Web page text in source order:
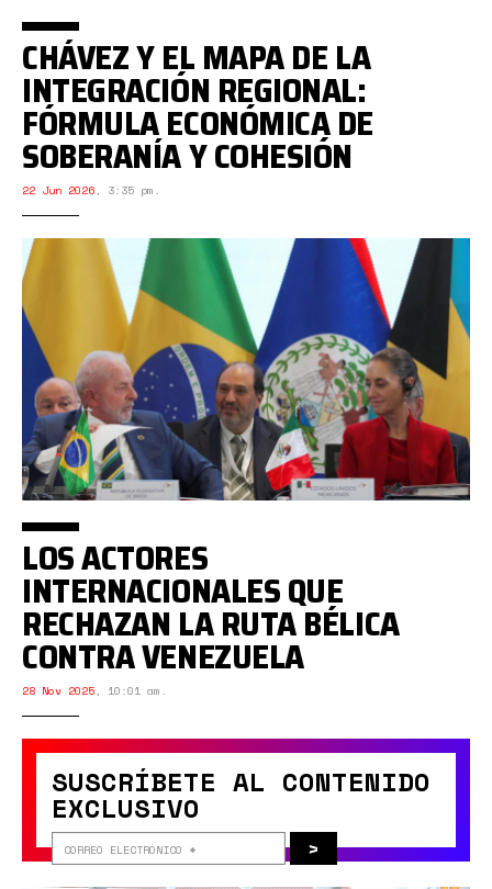
CHÁVEZ Y EL MAPA DE LA
INTEGRACIÓN REGIONAL:
FÓRMULA ECONÓMICA DE
SOBERANÍA Y COHESIÓN
22 Jun 2026, 3:35 pm.
SUSCRÍBETE AL CONTENIDO
EXCLUSIVO
>
LOS ACTORES
INTERNACIONALES QUE
RECHAZAN LA RUTA BÉLICA
CONTRA VENEZUELA
28 Nov 2025, 10:01 am.